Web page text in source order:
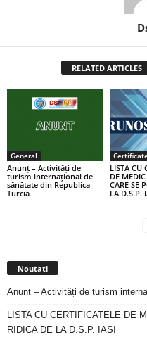
RELATED ARTICLES
General
Anunț – Activități de
turism internațional de
sănătate din Republica
Turcia
LISTA CU
DE
CARE SE
LA D.S.P.
Noutati
Anunț – Activități de turism
LISTA CU CERTIFICATELE DE
RIDICA DE LA D.S.P. IASI